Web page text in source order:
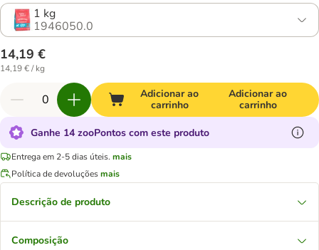
1 kg
1946050.0
14,19 €
14,19 € / kg
Adicionar ao
carrinho
Adicionar ao
carrinho
Ganhe 14 zooPontos com este produto
Entrega em 2-5 dias úteis. mais
Política de devoluçõesmais
Descrição de produto
Composição